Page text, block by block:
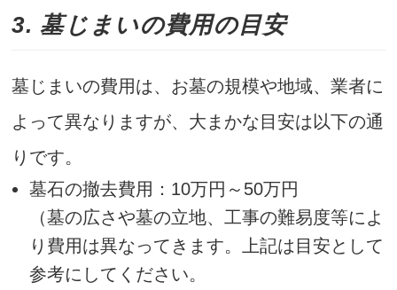
3. 墓じまいの費用の目安
墓じまいの費用は、お墓の規模や地域、業者に
よって異なりますが、大まかな目安は以下の通
りです。
墓石の撤去費用：10万円～50万円
（墓の広さや墓の立地、工事の難易度等によ
り費用は異なってきます。上記は目安として
参考にしてください。